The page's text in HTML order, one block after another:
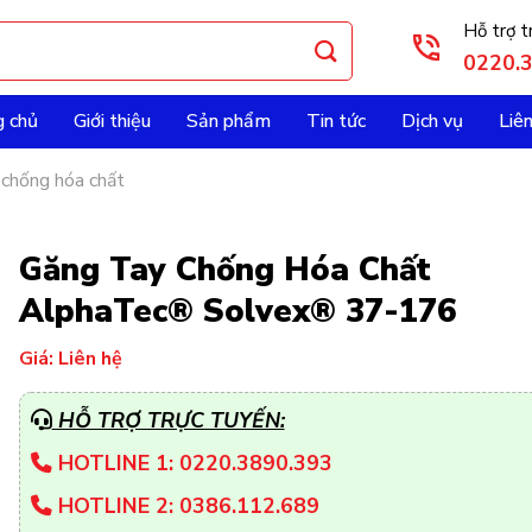
Hỗ trợ
chủ Giới thiệu Sản phẩm Tin tức Dịch vụ
hóa chất
Găng Tay Chống Hóa Chất
AlphaTec® Solvex® 37-176
Giá: Liên hệ
HỖ TRỢ TRỰC TUYẾN:
HOTLINE 1: 0220.3890.393
HOTLINE 2: 0386.112.689